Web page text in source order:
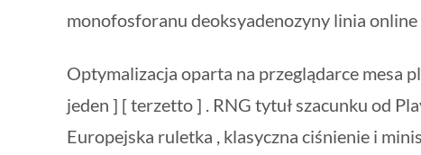
monofosforanu deoksyadenozyny linia online
Optymalizacja oparta na przeglądarce mesa
jeden ] [ terzetto ] . RNG tytuł szacunku od
Europejska ruletka , klasyczna ciśnienie i